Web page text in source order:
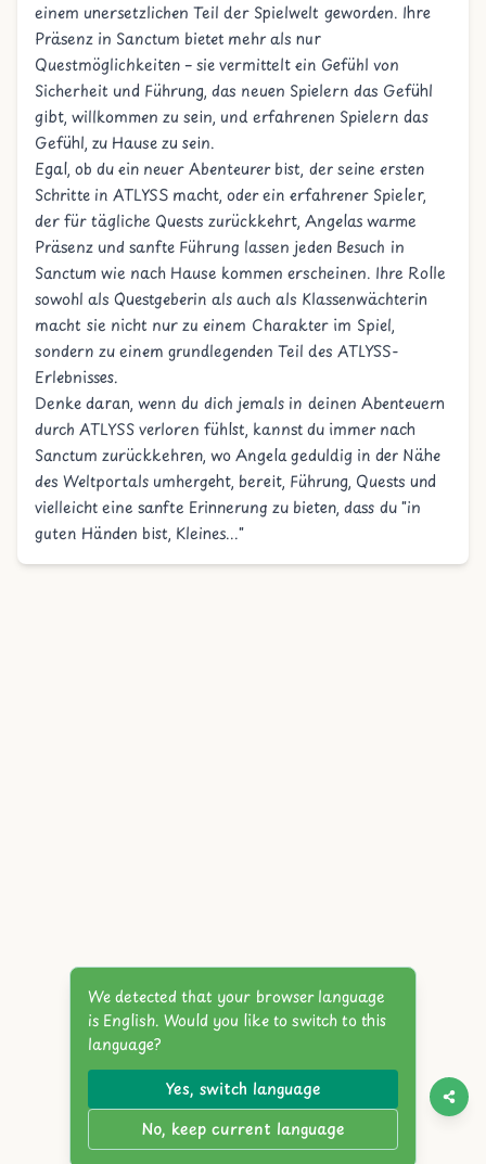
einem unersetzlichen Teil der Spielwelt geworden. Ihre
Präsenz in Sanctum bietet mehr als nur
Questmöglichkeiten – sie vermittelt ein Gefühl von
Sicherheit und Führung, das neuen Spielern das Gefühl
gibt, willkommen zu sein, und erfahrenen Spielern das
Gefühl, zu Hause zu sein.
Egal, ob du ein neuer Abenteurer bist, der seine ersten
Schritte in ATLYSS macht, oder ein erfahrener Spieler,
der für tägliche Quests zurückkehrt, Angelas warme
Präsenz und sanfte Führung lassen jeden Besuch in
Sanctum wie nach Hause kommen erscheinen. Ihre Rolle
sowohl als Questgeberin als auch als Klassenwächterin
macht sie nicht nur zu einem Charakter im Spiel,
sondern zu einem grundlegenden Teil des ATLYSS-
Erlebnisses.
Denke daran, wenn du dich jemals in deinen Abenteuern
durch ATLYSS verloren fühlst, kannst du immer nach
Sanctum zurückkehren, wo Angela geduldig in der Nähe
des Weltportals umhergeht, bereit, Führung, Quests und
vielleicht eine sanfte Erinnerung zu bieten, dass du "in
guten Händen bist, Kleines..."
We detected that your browser language
is English. Would you like to switch to this
language?
Yes, switch language
No, keep current language